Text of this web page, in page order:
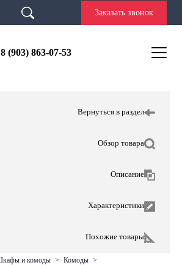
Заказать звонок
8 (903) 863-07-53
Вернуться в раздел
Обзор товара
Описание
Характеристики
Похожие товары
шкафы и комоды > комоды >